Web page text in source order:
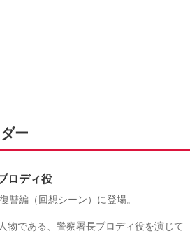
ー
ロディ役
讐編（回想シーン）に登場。
物である、警察署長ブロディ役を演じて